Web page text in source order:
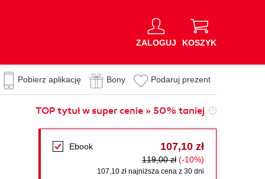
ZALOGUJ KOSZYK
Pobierz aplikację Bony Podaruj prezent
TOP tytuł w super cenie » 50% taniej
Ebook 107,10 zł
119,00 zł (-10%)
107,10 zł najniższa cena z 30 dni